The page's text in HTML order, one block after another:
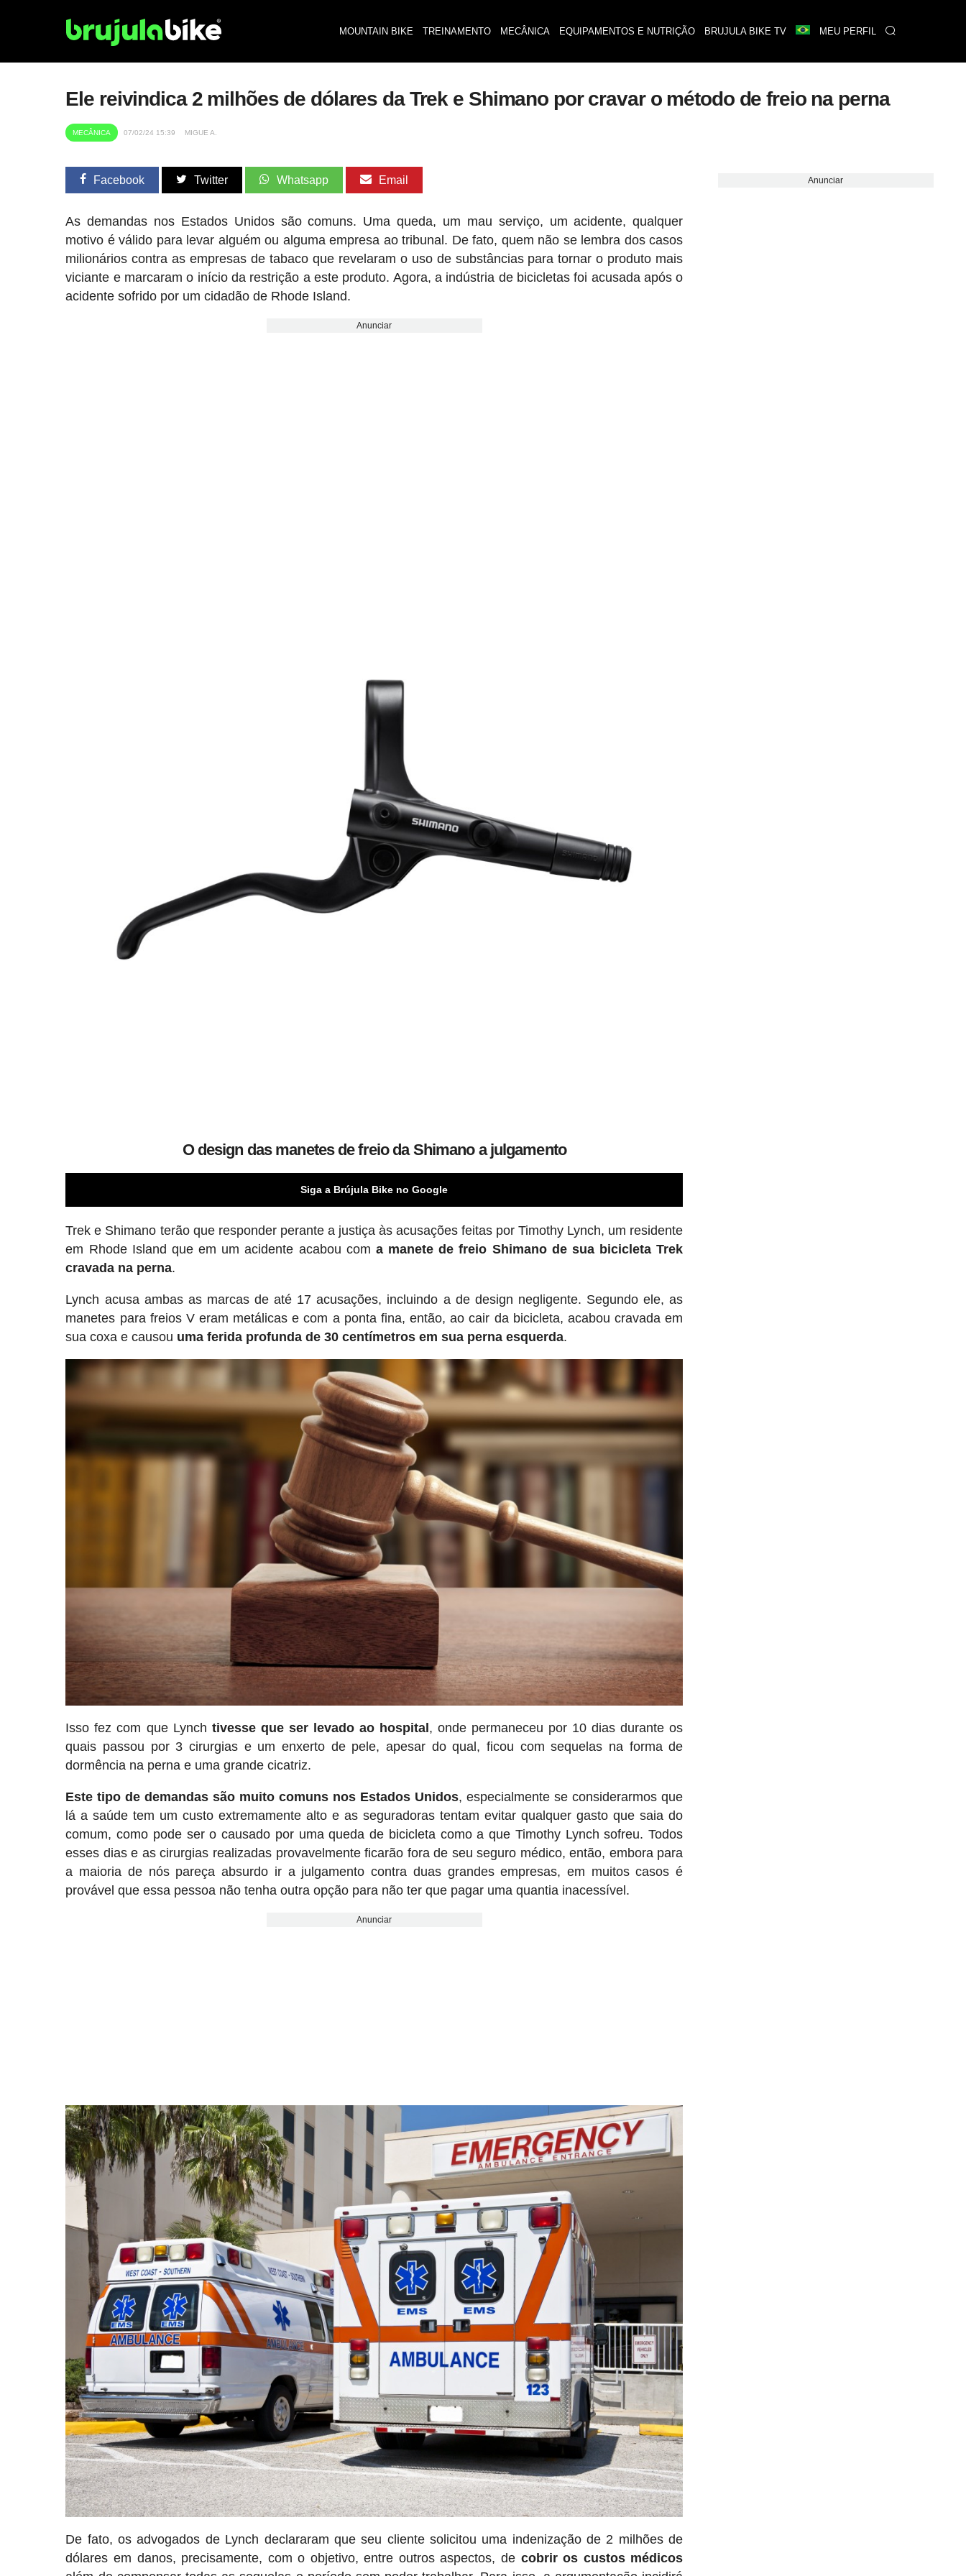
MOUNTAIN BIKE TREINAMENTO MECÂNICA EQUIPAMENTOS E NUTRIÇÃO BRUJULA BIKE TV MEU PERFIL
Ele reivindica 2 milhões de dólares da Trek e Shimano por cravar o método de freio na perna
MECÂNICA 07/02/24 15:39 MIGUE A.
Facebook Twitter Whatsapp Email
As demandas nos Estados Unidos são comuns. Uma queda, um mau serviço, um acidente, qualquer
motivo é válido para levar alguém ou alguma empresa ao tribunal. De fato, quem não se lembra dos casos
milionários contra as empresas de tabaco que revelaram o uso de substâncias para tornar o produto mais
viciante e marcaram o início da restrição a este produto. Agora, a indústria de bicicletas foi acusada após o
acidente sofrido por um cidadão de Rhode Island.
Anunciar
O design das manetes de freio da Shimano a julgamento
Siga a Brújula Bike no Google
Trek e Shimano terão que responder perante a justiça às acusações feitas por Timothy Lynch, um residente
em Rhode Island que em um acidente acabou com a manete de freio Shimano de sua bicicleta Trek
cravada na perna.
Lynch acusa ambas as marcas de até 17 acusações, incluindo a de design negligente. Segundo ele, as
manetes para freios V eram metálicas e com a ponta fina, então, ao cair da bicicleta, acabou cravada em
sua coxa e causou uma ferida profunda de 30 centímetros em sua perna esquerda.
Isso fez com que Lynch tivesse que ser levado ao hospital , onde permaneceu por 10 dias durante os
quais passou por 3 cirurgias e um enxerto de pele, apesar do qual, ficou com sequelas na forma de
dormência na perna e uma grande cicatriz.
Este tipo de demandas são muito comuns nos Estados Unidos, especialmente se considerarmos que
lá a saúde tem um custo extremamente alto e as seguradoras tentam evitar qualquer gasto que saia do
comum, como pode ser o causado por uma queda de bicicleta como a que Timothy Lynch sofreu. Todos
esses dias e as cirurgias realizadas provavelmente ficarão fora de seu seguro médico, então, embora para
a maioria de nós pareça absurdo ir a julgamento contra duas grandes empresas, em muitos casos é
provável que essa pessoa não tenha outra opção para não ter que pagar uma quantia inacessível.
Anunciar
De fato, os advogados de Lynch declararam que seu cliente solicitou uma indenização de 2 milhões de
dólares em danos, precisamente, com o objetivo, entre outros aspectos, de cobrir os custos médicos
Anunciar